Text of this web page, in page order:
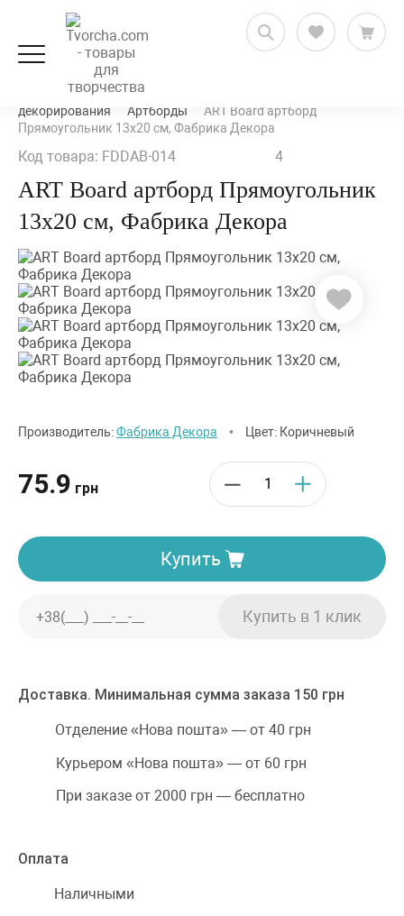
Декорирование и декупаж
декорирования
Артборды
ART Board артборд
Прямоугольник 13х20 см, Фабрика Декора
Код товара: FDDAB-014 4
ART Board артборд Прямоугольник
13х20 см, Фабрика Декора
Производитель:Фабрика Декора • Цвет: Коричневый
75.9 грн
Купить
Доставка. Минимальная сумма заказа 150 грн
Отделение «Нова пошта» — от 40 грн
Курьером «Нова пошта» — от 60 грн
При заказе от 2000 грн — бесплатно
Оплата
Наличными